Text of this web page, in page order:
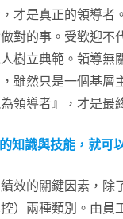
才是真正的領導者
對的事。受歡迎不
樹立典範。領導無
雖然只是一個基層
領導者』，才是最
知識與技能，就可
效的關鍵因素，除
）兩種類別。由員